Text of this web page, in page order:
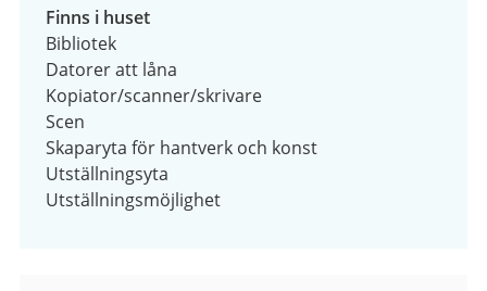
Finns i huset
Bibliotek
Datorer att låna
Kopiator/scanner/skrivare
Scen
Skaparyta för hantverk och konst
Utställningsyta
Utställningsmöjlighet